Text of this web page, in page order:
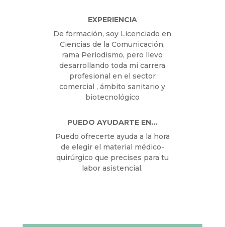
EXPERIENCIA
De formación, soy Licenciado en
Ciencias de la Comunicación,
rama Periodismo, pero llevo
desarrollando toda mi carrera
profesional en el sector
comercial , ámbito sanitario y
biotecnológico
PUEDO AYUDARTE EN…
Puedo ofrecerte ayuda a la hora
de elegir el material médico-
quirúrgico que precises para tu
labor asistencial.